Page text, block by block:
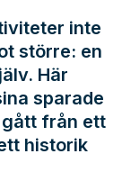
inte
större: en
Här
sparade
gått från ett
historik